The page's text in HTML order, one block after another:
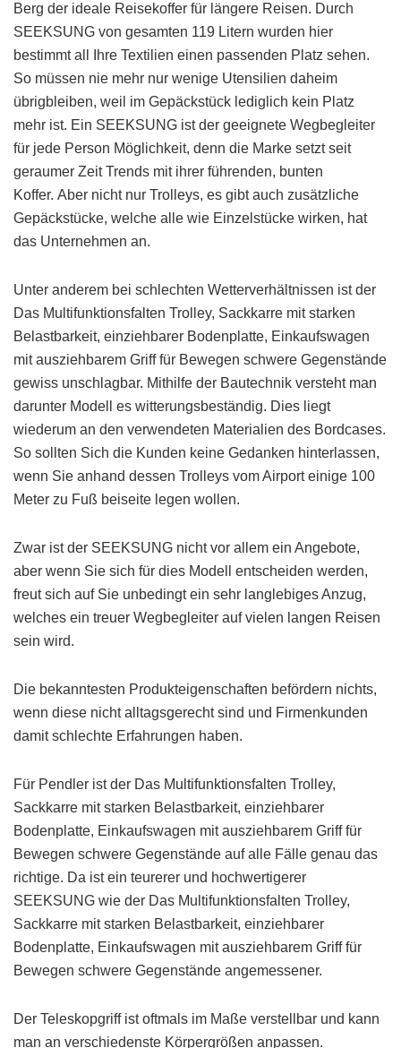
Berg der ideale Reisekoffer für längere Reisen. Durch
SEEKSUNG von gesamten 119 Litern wurden hier
bestimmt all Ihre Textilien einen passenden Platz sehen.
So müssen nie mehr nur wenige Utensilien daheim
übrigbleiben, weil im Gepäckstück lediglich kein Platz
mehr ist. Ein SEEKSUNG ist der geeignete Wegbegleiter
für jede Person Möglichkeit, denn die Marke setzt seit
geraumer Zeit Trends mit ihrer führenden, bunten
Koffer. Aber nicht nur Trolleys, es gibt auch zusätzliche
Gepäckstücke, welche alle wie Einzelstücke wirken, hat
das Unternehmen an.
Unter anderem bei schlechten Wetterverhältnissen ist der
Das Multifunktionsfalten Trolley, Sackkarre mit starken
Belastbarkeit, einziehbarer Bodenplatte, Einkaufswagen
mit ausziehbarem Griff für Bewegen schwere Gegenstände
gewiss unschlagbar. Mithilfe der Bautechnik versteht man
darunter Modell es witterungsbeständig. Dies liegt
wiederum an den verwendeten Materialien des Bordcases.
So sollten Sich die Kunden keine Gedanken hinterlassen,
wenn Sie anhand dessen Trolleys vom Airport einige 100
Meter zu Fuß beiseite legen wollen.
Zwar ist der SEEKSUNG nicht vor allem ein Angebote,
aber wenn Sie sich für dies Modell entscheiden werden,
freut sich auf Sie unbedingt ein sehr langlebiges Anzug,
welches ein treuer Wegbegleiter auf vielen langen Reisen
sein wird.
Die bekanntesten Produkteigenschaften befördern nichts,
wenn diese nicht alltagsgerecht sind und Firmenkunden
damit schlechte Erfahrungen haben.
Für Pendler ist der Das Multifunktionsfalten Trolley,
Sackkarre mit starken Belastbarkeit, einziehbarer
Bodenplatte, Einkaufswagen mit ausziehbarem Griff für
Bewegen schwere Gegenstände auf alle Fälle genau das
richtige. Da ist ein teurerer und hochwertigerer
SEEKSUNG wie der Das Multifunktionsfalten Trolley,
Sackkarre mit starken Belastbarkeit, einziehbarer
Bodenplatte, Einkaufswagen mit ausziehbarem Griff für
Bewegen schwere Gegenstände angemessener.
Der Teleskopgriff ist oftmals im Maße verstellbar und kann
man an verschiedenste Körpergrößen anpassen.